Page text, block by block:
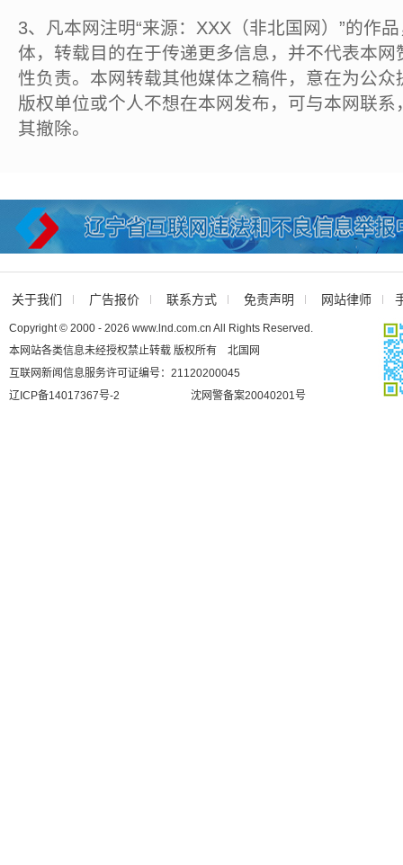
3、凡本网注明“来源：XXX（非北国网）”的作
体，转载目的在于传递更多信息，并不代表本
性负责。本网转载其他媒体之稿件，意在为公
版权单位或个人不想在本网发布，可与本网联
其撤除。
关于我们 广告报价 联系方式 免责声明 网站律师
Copyright © 2000 - 2026 www.lnd.com.cn All Rights Reserved.
本网站各类信息未经授权禁止转载 版权所有 北国网
互联网新闻信息服务许可证编号：21120200045
辽ICP备14017367号-2
沈网警备案20040201号